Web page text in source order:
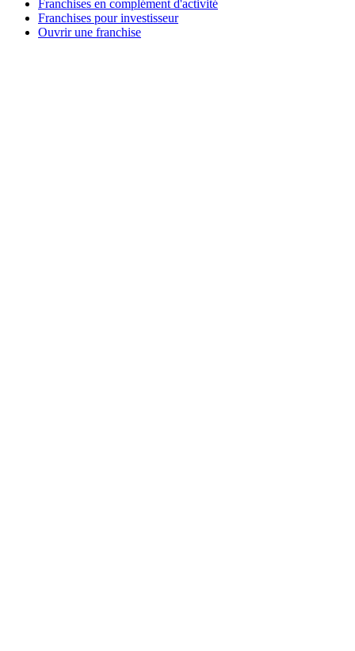
Franchises en complément d'activité
Franchises pour investisseur
Ouvrir une franchise